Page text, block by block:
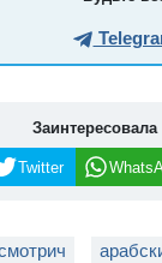
Twitter